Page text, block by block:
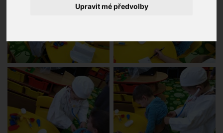
Upravit mé předvolby